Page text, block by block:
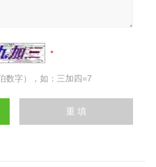
数字），如：三加四=7